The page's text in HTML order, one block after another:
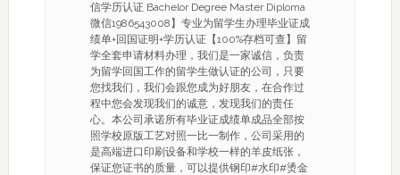
信学历认证 Bachelor Degree Master Diploma
微信1986543008】专业为留学生办理毕业证成
绩单+回国证明+学历认证【100%存档可查】留
学全套申请材料办理，我们是一家诚信，负责
为留学回国工作的留学生做认证的公司，只要
您找我们，我们会跟您成为好朋友，在合作过
程中您会发现我们的诚意，发现我们的责任
心。本公司承诺所有毕业证成绩单成品全部按
照学校原版工艺对照一比一制作，公司采用的
是高端进口印刷设备和学校一样的羊皮纸张，
保证您证书的质量，可以提供钢印#水印#烫金